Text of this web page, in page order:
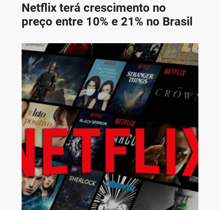
Netflix terá crescimento no
preço entre 10% e 21% no Brasil